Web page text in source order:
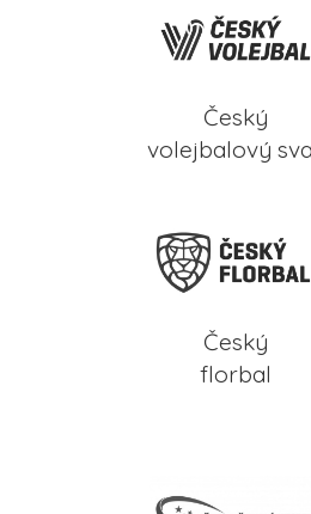
Český
volejbalový
Český
florbal